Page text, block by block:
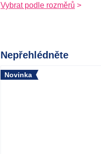
Vybrat podle rozměrů
Nepřehlédněte
Novinka